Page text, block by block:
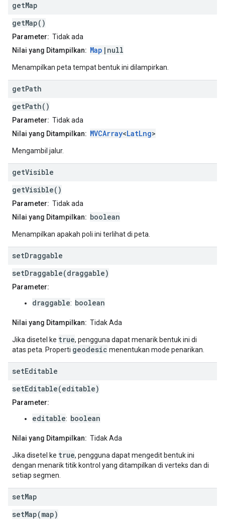
getMap
getMap()
Parameter: Tidak ada
Nilai yang Ditampilkan: Map |null
Menampilkan peta tempat bentuk ini dilampirkan.
getPath
getPath()
Parameter: Tidak ada
Nilai yang Ditampilkan: MVCArray<LatLng>
Mengambil jalur.
getVisible
getVisible()
Parameter: Tidak ada
Nilai yang Ditampilkan: boolean
Menampilkan apakah poli ini terlihat di peta.
setDraggable
setDraggable(draggable)
Parameter:
draggable: boolean
Nilai yang Ditampilkan: Tidak Ada
Jika disetel ke true, pengguna dapat menarik bentuk ini di
atas peta. Properti geodesic menentukan mode penarikan.
setEditable
setEditable(editable)
Parameter:
editable: boolean
Nilai yang Ditampilkan: Tidak Ada
Jika disetel ke true, pengguna dapat mengedit bentuk ini
dengan menarik titik kontrol yang ditampilkan di verteks dan di
setiap segmen.
setMap
setMap(map)